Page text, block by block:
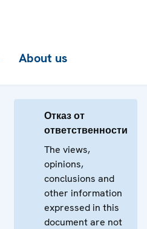
About us
Отказ от
ответственности
The views,
opinions,
conclusions and
other information
expressed in this
document are not